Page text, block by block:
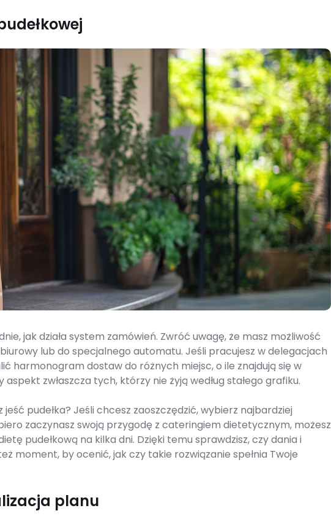
jak działa system zamówień. Zwróć uwagę, że masz możliwość
lub do specjalnego automatu. Jeśli pracujesz w delegacjach
harmonogram dostaw do różnych miejsc, o ile znajdują się w
zwłaszcza tych, którzy nie żyją według stałego grafiku.
pudełka? Jeśli chcesz zaoszczędzić, wybierz najbardziej
zaczynasz swoją przygodę z cateringiem dietetycznym, możesz
pudełkową na kilka dni. Dzięki temu sprawdzisz, czy dania i
moment, by ocenić, jak czy takie rozwiązanie spełnia Twoje
planu